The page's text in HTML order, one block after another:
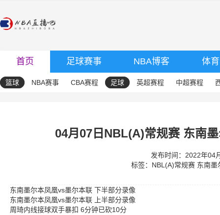
首页 足球赛事 NBA博客 体
篮球 NBA赛事 CBA赛程 足球 英超赛程 中超赛程
04月07日NBL(A)常规赛 东南
发布时间：2022年04
标签： NBL(A)常规赛 东南墨
东南墨尔本凤凰vs墨尔本联 下半部分录像
东南墨尔本凤凰vs墨尔本联 上半部分录像
周琦内线接球双手暴扣 6分钟已砍10分